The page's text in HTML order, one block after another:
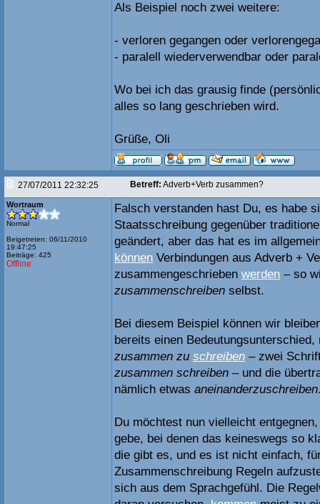
Als Beispiel noch zwei weitere:
- verloren gegangen oder
- paralell wiederverwendbar oder
Wo bei ich das grausig finde
alles so lang geschrieben wird.
Grüße, Oli
27/07/2011 22:32:25 Betreff: Adverb+Verb zusammen?
Wortraum
Normal
Beigetreten: 06/11/2010
19:47:25
Beiträge: 425
Offline
Falsch verstanden hast Du, es habe
Staatsschreibung gegenüber
geändert, aber das hat es im
können Verbindungen aus Adverb +
zusammengeschrieben werden – so
zusammenschreiben selbst.
Bei diesem Beispiel können wir
bereits einen
zusammen zu schreiben – zwei
zusammen schreiben – und die
nämlich etwas aneinanderzuschreiben
Du möchtest nun vielleicht
gebe, bei denen das keineswegs so
die gibt es, und es ist nicht einfach,
Zusammenschreibung Regeln
sich aus dem Sprachgefühl. Die